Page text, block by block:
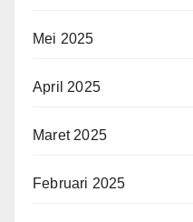
Mei 2025
April 2025
Maret 2025
Februari 2025